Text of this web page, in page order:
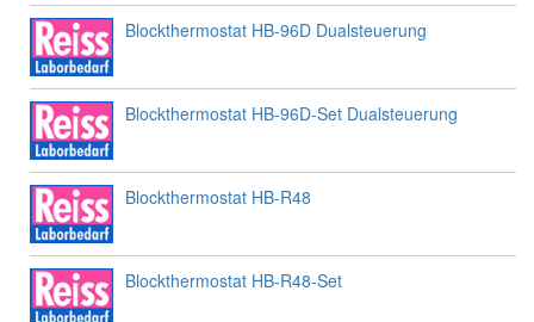
Blockthermostat HB-96D Dualsteuerung
Blockthermostat HB-96D-Set Dualsteuerung
Blockthermostat HB-R48
Blockthermostat HB-R48-Set